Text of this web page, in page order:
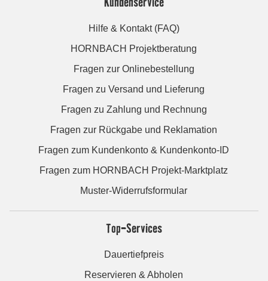
Hilfe & Kontakt (FAQ)
HORNBACH Projektberatung
Fragen zur Onlinebestellung
Fragen zu Versand und Lieferung
Fragen zu Zahlung und Rechnung
Fragen zur Rückgabe und Reklamation
Fragen zum Kundenkonto & Kundenkonto-ID
Fragen zum HORNBACH Projekt-Marktplatz
Muster-Widerrufsformular
Top-Services
Dauertiefpreis
Reservieren & Abholen